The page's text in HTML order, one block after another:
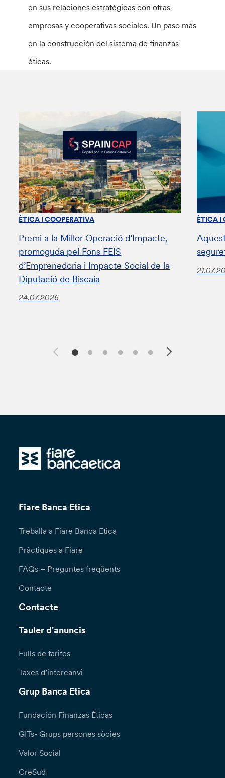
en sus relaciones estratégicas con otras
empresas y cooperativas sociales. Un paso más
en la construcción del sistema de finanzas
éticas.
ÈTICA I COOPERATIVA
Premi a la Millor Operació d’Impacte,
promoguda pel Fons FEIS
d’Emprenedoria i Impacte Social de la
Diputació de Biscaia
24.07.2026
ÈTICA I
Fiare Banca Etica
Treballa a Fiare Banca Etica
Pràctiques a Fiare
FAQs – Preguntes freqüents
Contacte
Contacte
Tauler d'anuncis
Fulls de tarifes
Taxes d’intercanvi
Grup Banca Etica
Fundación Finanzas Éticas
GITs- Grups persones sòcies
Valor Social
CreSud